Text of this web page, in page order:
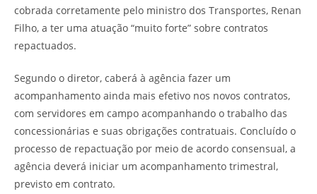
cobrada corretamente pelo ministro dos Transportes, Renan
Filho, a ter uma atuação “muito forte” sobre contratos
repactuados.
Segundo o diretor, caberá à agência fazer um
acompanhamento ainda mais efetivo nos novos contratos,
com servidores em campo acompanhando o trabalho das
concessionárias e suas obrigações contratuais. Concluído o
processo de repactuação por meio de acordo consensual, a
agência deverá iniciar um acompanhamento trimestral,
previsto em contrato.